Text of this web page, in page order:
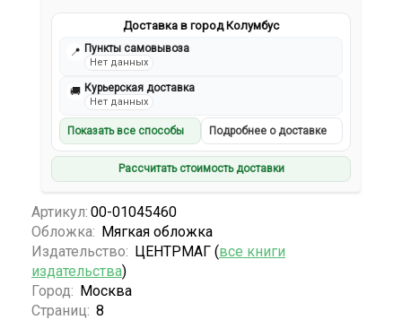
Доставка в город Колумбус
📍 Пункты самовывоза
Нет данных
🚚 Курьерская доставка
Нет данных
Показать все способы Подробнее о доставке
Рассчитать стоимость доставки
Артикул: 00-01045460
Обложка: Мягкая обложка
Издательство: ЦЕНТРМАГ (все книги
издательства)
Город: Москва
Страниц: 8